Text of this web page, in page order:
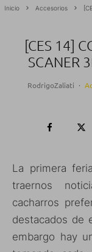
Inicio Accesorios
[CES 14]
SCANER
RodrigoZaliati ·
La primera
traernos
cacharros
destacados de
embargo hay